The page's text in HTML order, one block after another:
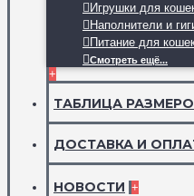
Игрушки для
Наполнители и
Питание для
Смотреть ещё...
+
ТАБЛИЦА
ДОСТАВКА И
НОВОСТИ +